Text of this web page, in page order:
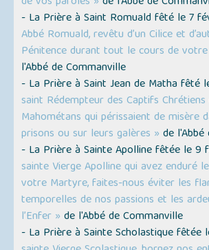
- La Prière à Saint Romuald fêté le 7
Abbé Romuald, revêtu d’un Cilice et
Pénitence durant tout le cours de
l'Abbé de Commanville
- La Prière à Saint Jean de Matha fêté
saint Rédempteur des Captifs
Mahométans qui périssaient de misère
prisons ou sur leurs galères » de
- La Prière à Sainte Apolline fêtée le 9
sainte Vierge Apolline qui avez enduré
votre Martyre, faites-nous éviter les
temporelles de nos passions et les
l’Enfer » de l'Abbé de Commanville
- La Prière à Sainte Scholastique fêtée